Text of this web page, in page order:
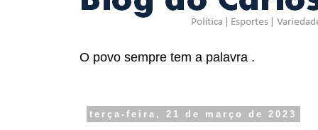
O povo sempre tem a palavra .
terça-feira, 21 de março de 2023